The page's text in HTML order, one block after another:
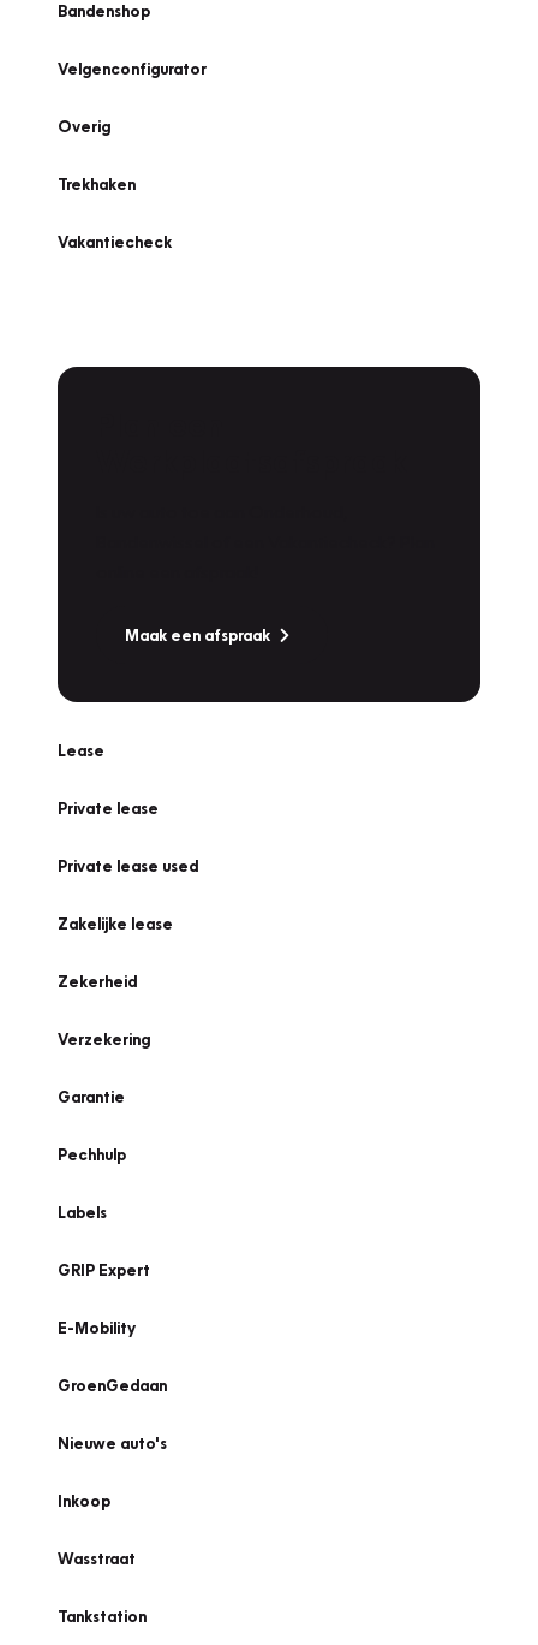
Bandenshop
Velgenconfigurator
Overig
Trekhaken
Vakantiecheck
Maak een afspraak
Lease
Private lease
Private lease used
Zakelijke lease
Zekerheid
Verzekering
Garantie
Pechhulp
Labels
GRIP Expert
E-Mobility
GroenGedaan
Nieuwe auto's
Inkoop
Wasstraat
Tankstation